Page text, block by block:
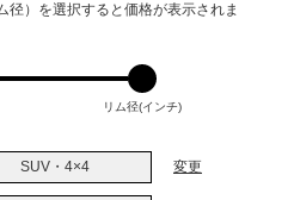
径）を選択すると価格が表示されま
リム径(インチ)
SUV・4×4 変更